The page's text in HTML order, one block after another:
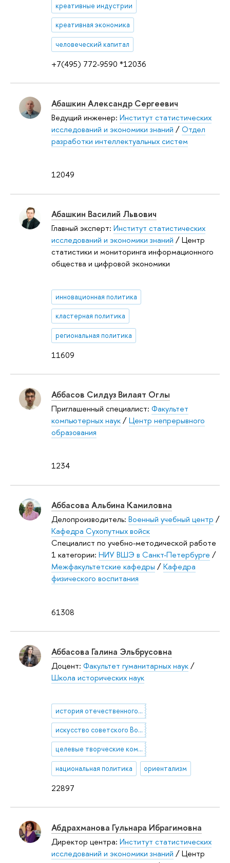
+7(495) 772-9590 *12036
креативные индустрии
креативная экономика
человеческий капитал
12049
Абашкин Александр Сергеевич
Ведущий инженер: Институт статистических
исследований и экономики знаний /Отдел
разработки интеллектуальных систем
11609
Абашкин Василий Львович
Главный эксперт: Институт статистических
исследований и экономики знаний / Центр
статистики и мониторинга информационного
общества и цифровой экономики
инновационная политика
кластерная политика
региональная политика
1234
Аббасов Силдуз Вилаят Оглы
Приглашенный специалист: Факультет
компьютерных наук/Центр непрерывного
образования
61308
Аббасова Альбина Камиловна
Делопроизводитель: Военный учебный центр /
Кафедра Сухопутных войск
Специалист по учебно-методической работе
1 категории: НИУ ВШЭ в Санкт-Петербурге /
Межфакультетские кафедры /Кафедра
физического воспитания
22897
Аббасова Галина Эльбрусовна
Доцент: Факультет гуманитарных наук/
Школа исторических наук
история отечественного и зарубежного искусства XX века
искусство советского Востока
целевые творческие командировки
национальная политика ориентализм
Абдрахманова Гульнара Ибрагимовна
Директор центра: Институт статистических
исследований и экономики знаний / Центр